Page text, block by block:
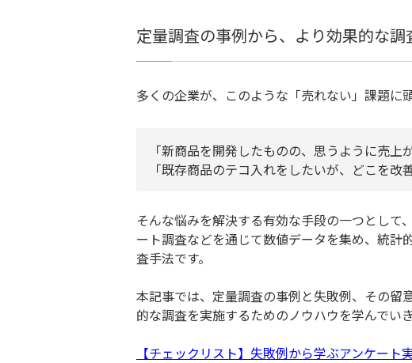
定量調査の事例から、より効果的な調
多くの企業が、このような「売れない」課題に
「新商品を開発したものの、思うように売上
「既存商品のテコ入れをしたいが、どこを
そんな悩みを解決する有効な手段の一つとして
ート調査などを通じて数値データを集め、統計
査手法です。
本記事では、定量調査の事例と失敗例、その留
的な調査を実施するためのノウハウを学んでい
【チェックリスト】失敗例から学ぶアンケー